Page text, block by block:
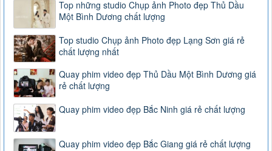
Top những studio Chụp ảnh Photo đẹp Thủ Dầu
Một Bình Dương chất lượng
Top studio Chụp ảnh Photo đẹp Lạng Sơn giá rẻ
chất lượng nhất
Quay phim video đẹp Thủ Dầu Một Bình Dương giá
rẻ chất lượng
Quay phim video đẹp Bắc Ninh giá rẻ chất lượng
Quay phim video đẹp Bắc Giang giá rẻ chất lượng